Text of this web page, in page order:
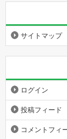
サイトマップ
ログイン
投稿フィード
コメントフィ